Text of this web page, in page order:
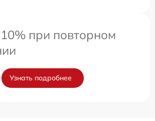
при повторном
Узнать подробнее